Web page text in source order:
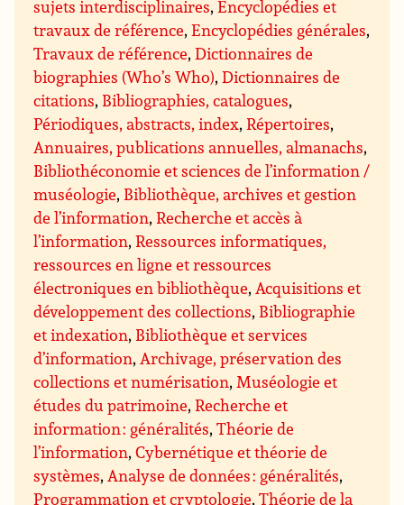
sujets interdisciplinaires,Encyclopédies et
travaux de référence,Encyclopédies générales,
Travaux de référence,Dictionnaires de
biographies (Who’s Who),Dictionnaires de
citations, Bibliographies, catalogues,
Périodiques, abstracts, index,Répertoires,
Annuaires, publications annuelles, almanachs,
Bibliothéconomie et sciences de l’information /
muséologie, Bibliothèque, archives et gestion
de l’information,Recherche et accès à
l’information,Ressources informatiques,
ressources en ligne et ressources
électroniques en bibliothèque,Acquisitions et
développement des collections, Bibliographie
et indexation, Bibliothèque et services
d’information,Archivage, préservation des
collections et numérisation,Muséologie et
études du patrimoine,Recherche et
information : généralités,Théorie de
l’information,Cybernétique et théorie de
systèmes,Analyse de données : généralités,
Programmation et cryptologie,Théorie de la